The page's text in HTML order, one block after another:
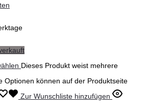
Dieses Produkt weist mehrere
Optionen können auf der Produktseite
Zur Wunschliste hinzufügen